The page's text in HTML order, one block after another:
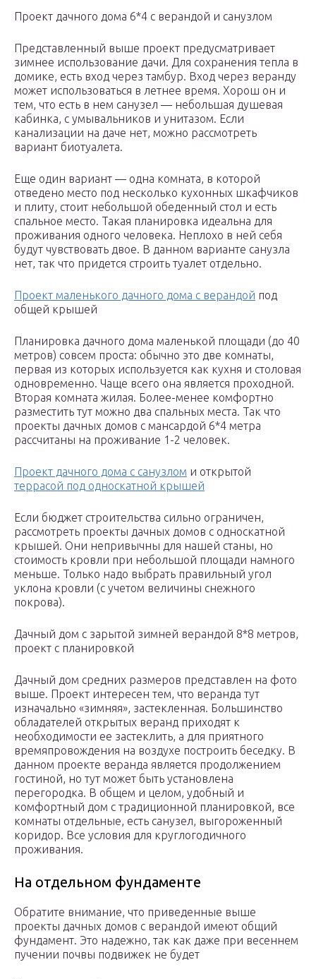
Проект дачного дома 6*4 с верандой и санузлом
Представленный выше проект предусматривает
зимнее использование дачи. Для сохранения тепла в
домике, есть вход через тамбур. Вход через веранду
может использоваться в летнее время. Хорош он и
тем, что есть в нем санузел — небольшая душевая
кабинка, с умывальников и унитазом. Если
канализации на даче нет, можно рассмотреть
вариант биотуалета.
Еще один вариант — одна комната, в которой
отведено место под несколько кухонных шкафчиков
и плиту, стоит небольшой обеденный стол и есть
спальное место. Такая планировка идеальна для
проживания одного человека. Неплохо в ней себя
будут чувствовать двое. В данном варианте санузла
нет, так что придется строить туалет отдельно.
Проект маленького дачного дома с верандой под
общей крышей
Планировка дачного дома маленькой площади (до 40
метров) совсем проста: обычно это две комнаты,
первая из которых используется как кухня и столовая
одновременно. Чаще всего она является проходной.
Вторая комната жилая. Более-менее комфортно
разместить тут можно два спальных места. Так что
проекты дачных домов с мансардой 6*4 метра
рассчитаны на проживание 1-2 человек.
Проект дачного дома с санузлом и открытой
террасой под односкатной крышей
Если бюджет строительства сильно ограничен,
рассмотреть проекты дачных домов с односкатной
крышей. Они непривычны для нашей станы, но
стоимость кровли при небольшой площади намного
меньше. Только надо выбрать правильный угол
уклона кровли (с учетом величины снежного
покрова).
Дачный дом с зарытой зимней верандой 8*8 метров,
проект с планировкой
Дачный дом средних размеров представлен на фото
выше. Проект интересен тем, что веранда тут
изначально «зимняя», застекленная. Большинство
обладателей открытых веранд приходят к
необходимости ее застеклить, а для приятного
времяпровождения на воздухе построить беседку. В
данном проекте веранда является продолжением
гостиной, но тут может быть установлена
перегородка. В общем и целом, удобный и
комфортный дом с традиционной планировкой, все
комнаты отдельные, есть санузел, выгороженный
коридор. Все условия для круглогодичного
проживания.
На отдельном фундаменте
Обратите внимание, что приведенные выше
проекты дачных домов с верандой имеют общий
фундамент. Это надежно, так как даже при весеннем
пучении почвы подвижек не будет